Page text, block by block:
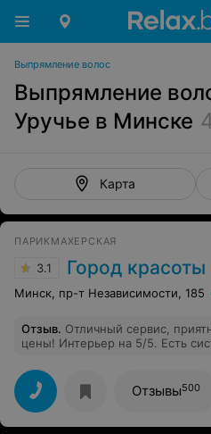
Выпрямление волос
Выпрямление
Уручье в Минске
Карта
ПАРИКМАХЕРСКАЯ
3.1 Город красоты
Минск, пр-т Независимости, 185
Отзыв. Отличный сервис,
цены! Интерьер на 5/5. Есть
Благодарю за профессионализм
качественно, рекомендую!
Отзывы500